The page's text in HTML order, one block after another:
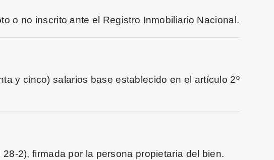
o no inscrito ante el Registro Inmobiliario Nacional.
y cinco) salarios base establecido en el artículo 2º
2), firmada por la persona propietaria del bien.